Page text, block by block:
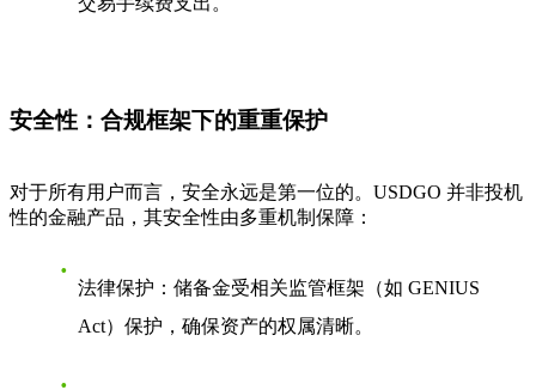
安全性：合规框架下的重重保护
对于所有用户而言，安全永远是第一位的。USDGO 并非投机
性的金融产品，其安全性由多重机制保障：
法律保护 ：储备金受相关监管框架（如 GENIUS
Act）保护，确保资产的权属清晰。